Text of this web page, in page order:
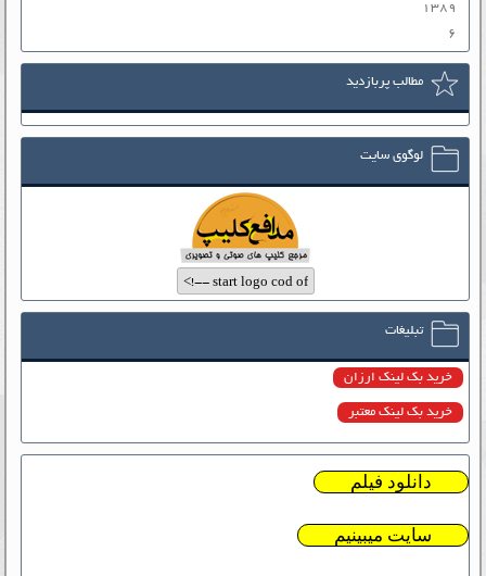
۱۳۸۹
۶
مطالب پربازدید
لوگوی سایت
تبلیغات
خرید بک لینک ارزان
خرید بک لینک معتبر
دانلود فیلم
سایت میبینیم